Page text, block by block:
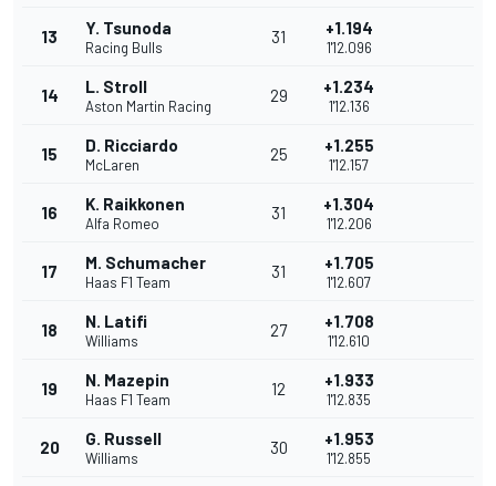
13 Y. Tsunoda
Racing Bulls
31 +1.194
1'12.096
14 L. Stroll
Aston Martin Racing
29 +1.234
1'12.136
15 D. Ricciardo
McLaren
25 +1.255
1'12.157
16 K. Raikkonen
Alfa Romeo
31 +1.304
1'12.206
17 M. Schumacher
Haas F1 Team
31 +1.705
1'12.607
18 N. Latifi
Williams
27 +1.708
1'12.610
19 N. Mazepin
Haas F1 Team
12 +1.933
1'12.835
20 G. Russell
Williams
30 +1.953
1'12.855